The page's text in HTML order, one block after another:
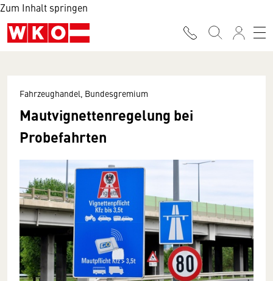
Zum Inhalt springen
Fahrzeughandel, Bundesgremium
Mautvignettenregelung bei
Probefahrten